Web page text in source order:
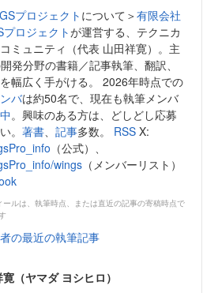
プロジェクト について＞有限会社
プロジェクトが運営する、テクニカ
ミュニティ（代表 山田祥寛）。主
発分野の書籍／記事執筆、翻訳、
幅広く手がける。 2026年時点での
バは約50名で、現在も執筆メンバ
。興味のある方は、どしどし応募
。 著書、 記事多数。 RSS X:
（公式）、
wings （メンバーリスト）
ールは、執筆時点、または直近の記事の寄稿時点で
の最近の執筆記事
（ヤマダ ヨシヒロ）